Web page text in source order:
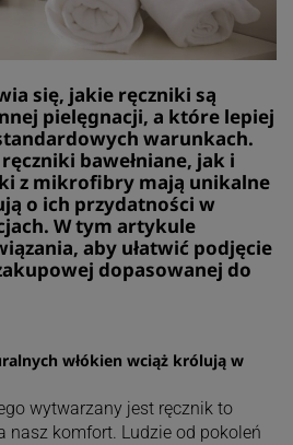
się, jakie ręczniki są
pielęgnacji, a które lepiej
warunkach.
ręczniki bawełniane, jak i
z mikrofibry mają unikalne
o ich przydatności w
W tym artykule
aby ułatwić podjęcie
dopasowanej do
włókien wciąż królują w
wytwarzany jest ręcznik to
nasz komfort. Ludzie od pokoleń